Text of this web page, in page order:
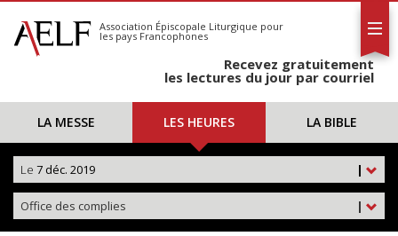
S'abonner
Calendrier
Association Épiscopale Liturgique pour
les pays Francophones
Recevez gratuitement
les lectures du jour par courriel
LA MESSE LES HEURES LA BIBLE
|
Le 7 déc. 2019
|
Office des complies